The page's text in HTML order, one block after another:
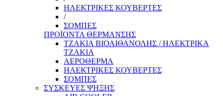
ΗΛΕΚΤΡΙΚΕΣ ΚΟΥΒΕΡΤΕΣ
/
ΣΟΜΠΕΣ
ΠΡΟΪΟΝΤΑ ΘΕΡΜΑΝΣΗΣ
ΤΖΑΚΙΑ ΒΙΟΑΙΘΑΝΟΛΗΣ / ΗΛΕΚΤΡΙΚΑ
ΤΖΑΚΙΑ
ΑΕΡΟΘΕΡΜΑ
ΗΛΕΚΤΡΙΚΕΣ ΚΟΥΒΕΡΤΕΣ
ΣΟΜΠΕΣ
ΣΥΣΚΕΥΕΣ ΨΗΞΗΣ